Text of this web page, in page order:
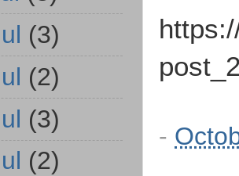
-
(3)
(2)
(3)
(2)